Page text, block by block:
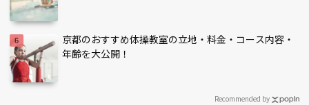
京都のおすすめ体操教室の立地・料金・コース内容・
年齢を大公開！
Recommended by